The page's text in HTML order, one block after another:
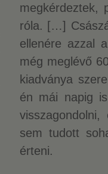
megkérdeztek,
róla. […]
ellenére azzal
még meglévő
kiadványa
én mái napig
sem tudott
érteni.